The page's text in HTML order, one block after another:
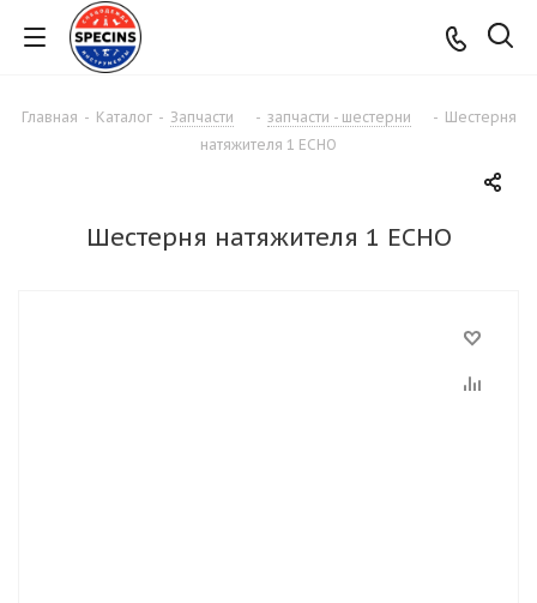
Главная - Каталог - Запчасти - запчасти - шестерни - Шестерня
натяжителя 1 ECHO
Шестерня натяжителя 1 ECHO